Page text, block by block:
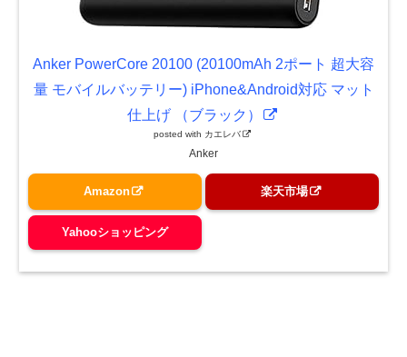
Anker PowerCore 20100 (20100mAh 2ポート 超大容
量 モバイルバッテリー) iPhone&Android対応 マット
仕上げ （ブラック）
posted with カエレバ
Anker
Amazon 楽天市場
Yahooショッピング